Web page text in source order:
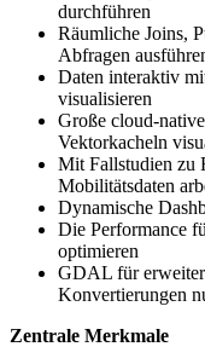
durchführen
Räumliche Joins,
Abfragen
Daten interaktiv
visualisieren
Große cloud-
Vektorkacheln
Mit Fallstudien zu
Mobilitätsdaten
Dynamische
Die Performance
optimieren
GDAL für
Konvertierungen
Zentrale Merkmale